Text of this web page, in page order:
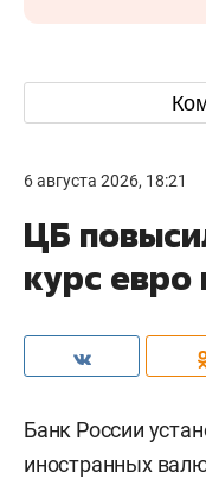
6 августа 2026, 18:21
ЦБ
курс евро
Банк России
иностранных